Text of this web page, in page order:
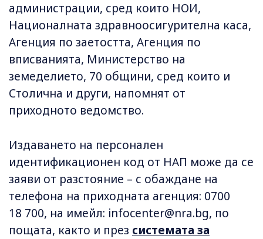
администрации, сред които НОИ,
Националната здравноосигурителна каса,
Агенция по заетостта, Агенция по
вписванията, Министерство на
земеделието, 70 общини, сред които и
Столична и други, напомнят от
приходното ведомство.
Издаването на персонален
идентификационен код от НАП може да се
заяви от разстояние – с обаждане на
телефона на приходната агенция: 0700
18 700, на имейл: infocenter@nra.bg, по
пощата, както и през системата за